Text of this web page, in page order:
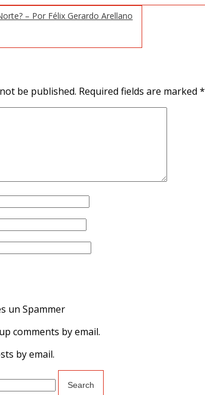
– Por Félix Gerardo Arellano
be published. Required fields are marked *
un Spammer
comments by email.
by email.